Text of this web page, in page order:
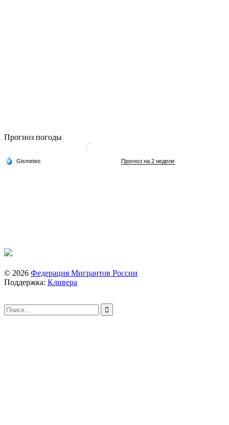
Прогноз погоды
© 2026 Федерация Мигрантов России
Поддержка: Кливера